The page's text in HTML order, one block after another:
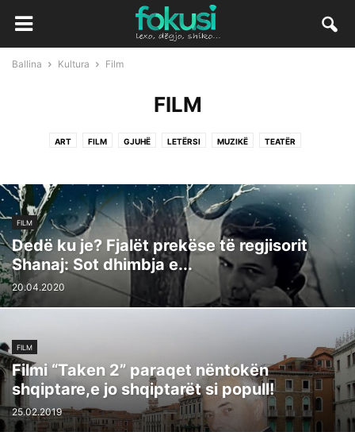
Ballina Kultura Film
FILM
ART FILM GJUHË LETËRSI MUZIKË TEATËR
FILM
Dedë ku je? Fjalët prekëse të regjisorit
Shanaj: Sot dhimbja e...
20.04.2020
FILM
Filmi “Taken 2” paraqet nëntokën
shqiptare,e jo shqiptarët si popull!
25.02.2019